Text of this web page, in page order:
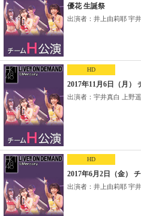
優花 生誕祭
出演者：井上由莉耶 宇井
HD
2017年11月6日（月）
出演者：宇井真白 上野遥
HD
2017年6月2日（金）
出演者：井上由莉耶 宇井